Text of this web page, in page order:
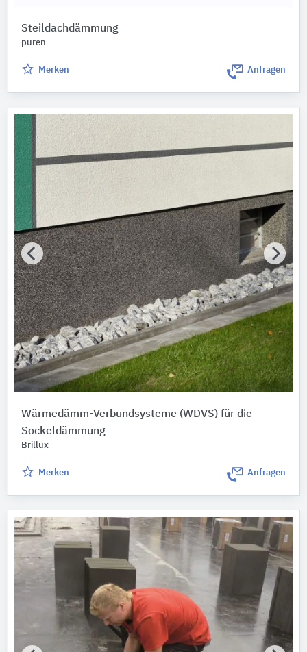
Steildachdämmung
puren
Merken Anfragen
Wärmedämm-Verbundsysteme (WDVS) für die
Sockeldämmung
Brillux
Merken Anfragen